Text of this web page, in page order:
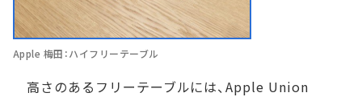
Apple 梅田：ハイフリーテーブル
高さのあるフリーテーブルには、Apple Union